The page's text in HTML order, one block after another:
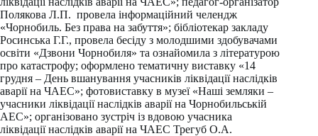
Полякова Л.П. провела інформаційний челендж
«Чорнобиль. Без права на забуття»; бібліотекар закладу
Росинська Г.Г., провела бесіду з молодшими здобувачами
освіти «Дзвони Чорнобиля» та ознайомила з літературою
про катастрофу; оформлено тематичну виставку «14
грудня – День вшанування учасників ліквідації наслідків
аварії на ЧАЕС»; фотовиставку в музеї «Наші земляки –
учасники ліквідації наслідків аварії на Чорнобильській
АЕС»; організовано зустріч із вдовою учасника
ліквідації наслідків аварії на ЧАЕС Трегуб О.А.